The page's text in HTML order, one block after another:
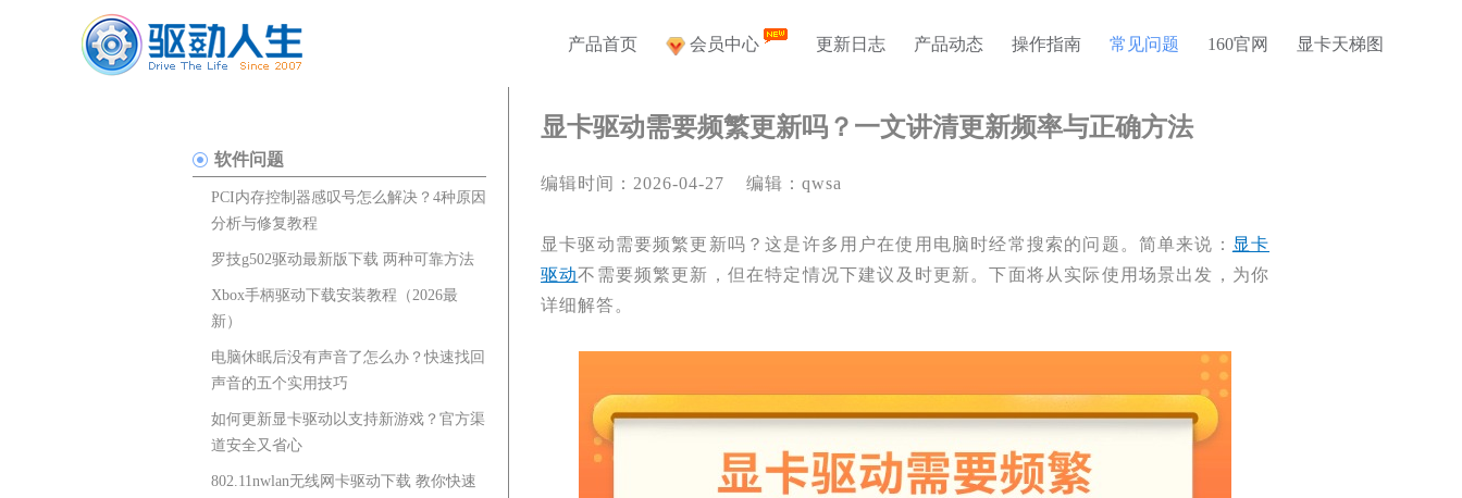
产品首页 会员中心 更新日志 产品动态 操作指南 常见问题 160官网 显卡天梯图
软件问题
PCI内存控制器感叹号怎么解决？4种原因
分析与修复教程
罗技g502驱动最新版下载 两种可靠方法
Xbox手柄驱动下载安装教程（2026最
新）
电脑休眠后没有声音了怎么办？快速找回
声音的五个实用技巧
如何更新显卡驱动以支持新游戏？官方渠
道安全又省心
802.11nwlan无线网卡驱动下载 教你快速
显卡驱动需要频繁更新吗？一文讲清更新频率与正确方法
编辑时间：2026-04-27 编辑：qwsa
显卡驱动需要频繁更新吗？这是许多用户在使用电脑时经常搜索的问题。简单来说： 显卡
驱动不需要频繁更新，但在特定情况下建议及时更新。下面将从实际使用场景出发，为你
详细解答。